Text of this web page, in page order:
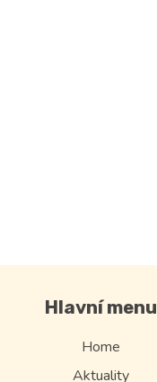
Hlavní menu
Home
Aktuality